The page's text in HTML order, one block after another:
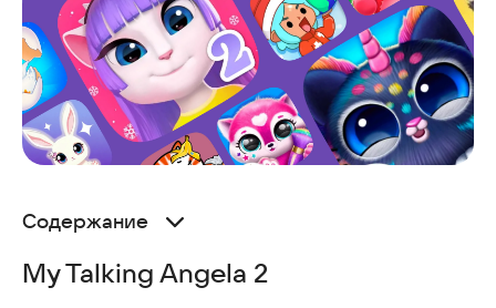
Содержание
Мой Говорящий Том
My Talking Angela 2